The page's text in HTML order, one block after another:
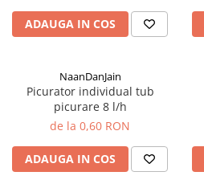
Pastarnac
patrunjel
Seminte plante aromatice
Seminte cereale
Porumb
Cereale paioase
Floarea-Soarelui
ADAUGA IN COS
NaanDanJain
Picurator individual tub
picurare 8 l/h
de la 0,60 RON
ADAUGA IN COS